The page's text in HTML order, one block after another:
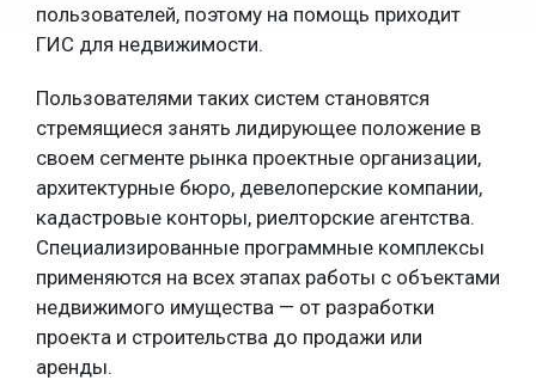
пользователей, поэтому на помощь приходит
ГИС для недвижимости.
Пользователями таких систем становятся
стремящиеся занять лидирующее положение в
своем сегменте рынка проектные организации,
архитектурные бюро, девелоперские компании,
кадастровые конторы, риелторские агентства.
Специализированные программные комплексы
применяются на всех этапах работы с объектами
недвижимого имущества — от разработки
проекта и строительства до продажи или
аренды.